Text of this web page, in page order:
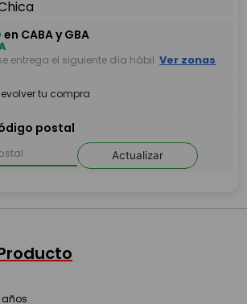
en CABA y GBA
entrega el siguiente día hábil. Ver zonas
tu compra
postal
Actualizar
años